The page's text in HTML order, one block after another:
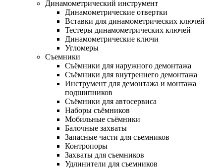
Динамометрический инструмент
Динамометрические отвертки
Вставки для динамометрических ключей
Тестеры динамометрических ключей
Динамометрические ключи
Угломеры
Съемники
Съёмники для наружного демонтажа
Съёмники для внутреннего демонтажа
Инструмент для демонтажа и монтажа
подшипников
Съёмники для автосервиса
Наборы съёмников
Мобильные съёмники
Балочные захваты
Запасные части для съемников
Контропоры
Захваты для съемников
Удлинители для съемников